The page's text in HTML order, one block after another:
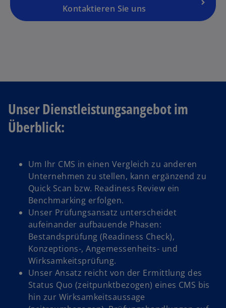
Kontaktieren Sie uns
t
r
Unser Dienstleistungsangebot im
Überblick:
Um Ihr CMS in einen Vergleich zu anderen
Unternehmen zu stellen, kann ergänzend zu
Quick Scan bzw. Readiness Review ein
Benchmarking erfolgen.
Unser Prüfungsansatz unterscheidet
aufeinander aufbauende Phasen:
Bestandsprüfung (Readiness Check),
Konzeptions-, Angemessenheits- und
Wirksamkeitsprüfung.
Unser Ansatz reicht von der Ermittlung des
Status Quo (zeitpunktbezogen) eines CMS bis
hin zur Wirksamkeitsaussage